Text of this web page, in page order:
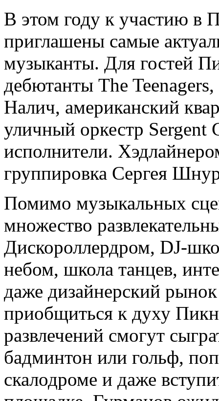
В этом году к участию в
приглашены самые
музыканты. Для гостей
дебютанты The
Налич, американский
уличный оркестр Sergent
исполнители.
группировка Сергея
Помимо музыкальных
множество
Дискороллердром, DJ-
небом, школа танцев,
даже дизайнерский
приобщиться к духу
развлечений смогут
бадминтон или гольф,
скалодроме и даже